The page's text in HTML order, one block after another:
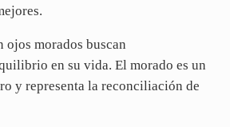
ojos morados buscan
en su vida. El morado es un
y representa la reconciliación de